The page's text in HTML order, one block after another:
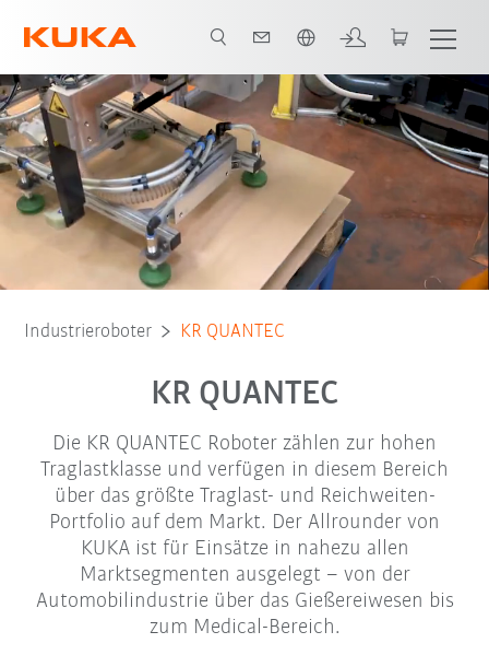
Foundry-Variante Robotermodelle Einsatzbereiche Download
Industrieroboter KR QUANTEC
KR QUANTEC
Die KR QUANTEC Roboter zählen zur hohen
Traglastklasse und verfügen in diesem Bereich
über das größte Traglast- und Reichweiten-
Portfolio auf dem Markt. Der Allrounder von
KUKA ist für Einsätze in nahezu allen
Marktsegmenten ausgelegt – von der
Automobilindustrie über das Gießereiwesen bis
zum Medical-Bereich.